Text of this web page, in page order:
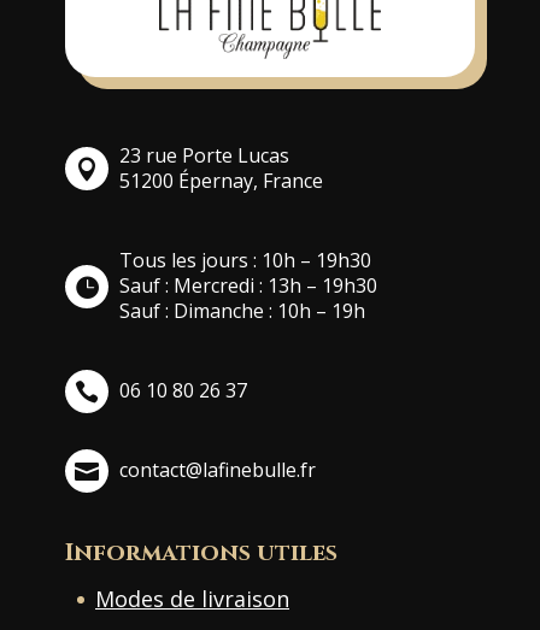
23 rue Porte Lucas
51200 Épernay, France
Tous les jours : 10h – 19h30
Sauf : Mercredi : 13h – 19h30
Sauf : Dimanche : 10h – 19h
06 10 80 26 37
contact@lafinebulle.fr
Informations utiles
Modes de livraison